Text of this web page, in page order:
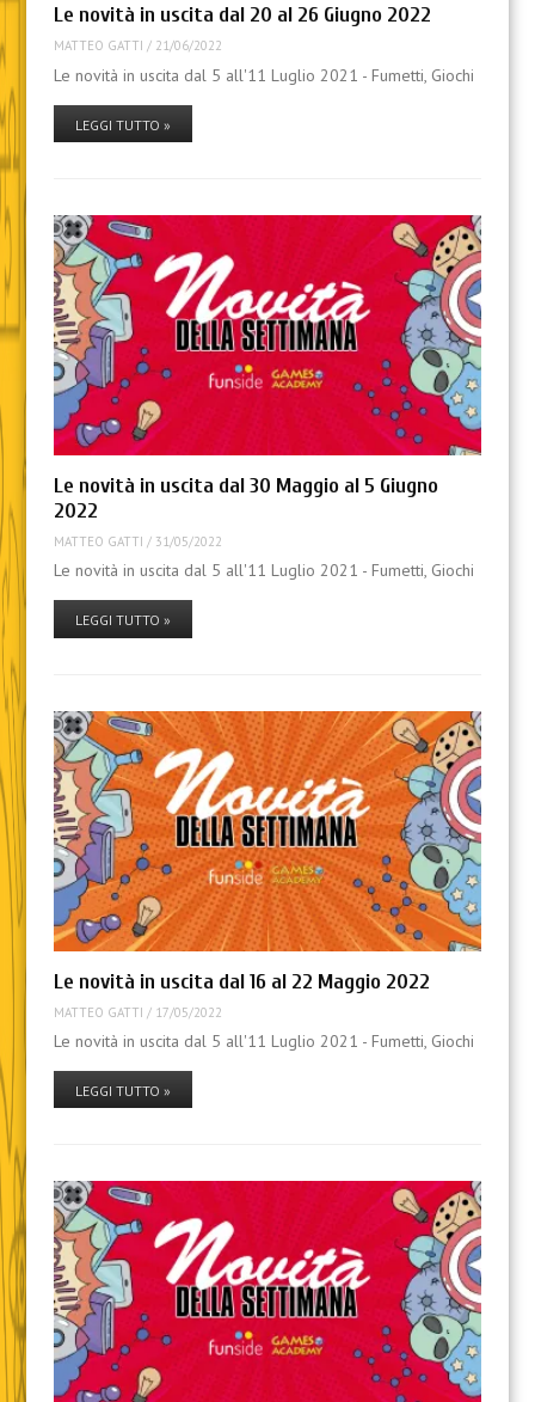
Le novità in uscita dal 20 al 26 Giugno 2022
MATTEO GATTI / 21/06/2022
Le novità in uscita dal 5 all'11 Luglio 2021 - Fumetti, Giochi
LEGGI TUTTO »
Le novità in uscita dal 30 Maggio al 5 Giugno
2022
MATTEO GATTI / 31/05/2022
Le novità in uscita dal 5 all'11 Luglio 2021 - Fumetti, Giochi
LEGGI TUTTO »
Le novità in uscita dal 16 al 22 Maggio 2022
MATTEO GATTI / 17/05/2022
Le novità in uscita dal 5 all'11 Luglio 2021 - Fumetti, Giochi
LEGGI TUTTO »